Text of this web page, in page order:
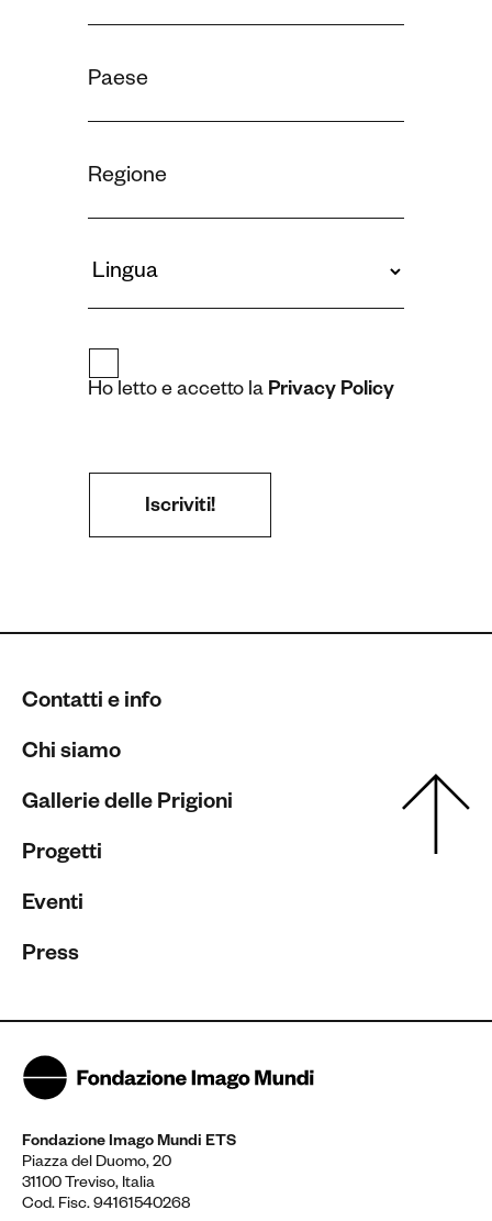
Ho letto e accetto la Privacy Policy
Contatti e info
Chi siamo
Gallerie delle Prigioni
Progetti
Eventi
Press
Fondazione Imago Mundi ETS
Piazza del Duomo, 20
31100 Treviso, Italia
Cod. Fisc. 94161540268